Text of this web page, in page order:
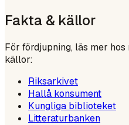
Fakta & källor
För fördjupning, läs mer
källor:
Riksarkivet
Hallå konsument
Kungliga biblioteket
Litteraturbanken